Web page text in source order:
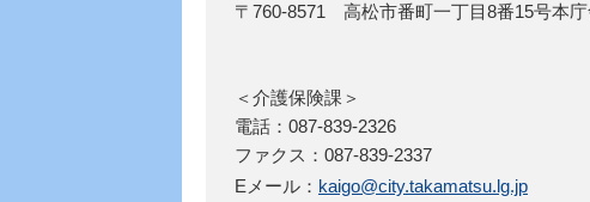
〒760-8571 高松市番町一丁目8番15号本
＜介護保険課＞
電話：087-839-2326
ファクス：087-839-2337
Eメール： kaigo@city.takamatsu.lg.jp